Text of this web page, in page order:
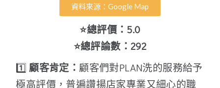
資料來源：Google Map
⭐總評價：5.0
⭐總評論數：292
1️⃣ 顧客肯定： 顧客們對PLAN洗的服務給予
極高評價，普遍讚揚店家專業又細心的職